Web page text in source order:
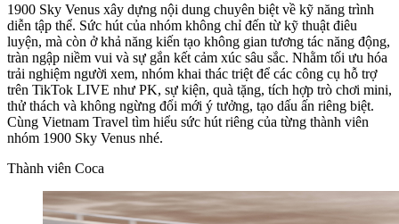
1900 Sky Venus xây dựng nội dung chuyên biệt về kỹ năng trình
diễn tập thể. Sức hút của nhóm không chỉ đến từ kỹ thuật điêu
luyện, mà còn ở khả năng kiến tạo không gian tương tác năng động,
tràn ngập niềm vui và sự gắn kết cảm xúc sâu sắc. Nhằm tối ưu hóa
trải nghiệm người xem, nhóm khai thác triệt để các công cụ hỗ trợ
trên TikTok LIVE như PK, sự kiện, quà tặng, tích hợp trò chơi mini,
thử thách và không ngừng đổi mới ý tưởng, tạo dấu ấn riêng biệt.
Cùng Vietnam Travel tìm hiểu sức hút riêng của từng thành viên
nhóm 1900 Sky Venus nhé.
Thành viên Coca